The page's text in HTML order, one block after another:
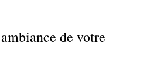
de votre